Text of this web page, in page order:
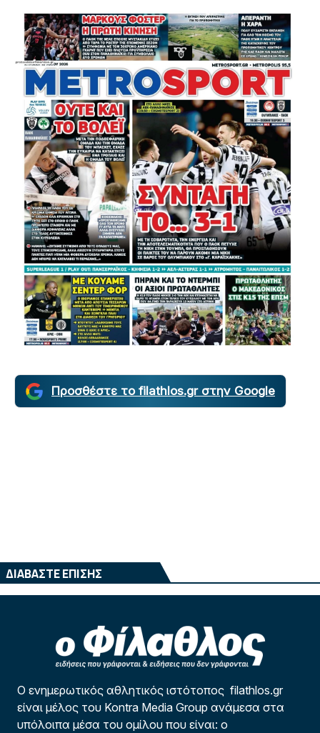
Προσθέστε το filathlos.gr στην Google
ΔΙΑΒΑΣΤΕ ΕΠΙΣΗΣ
Ο ενημερωτικός αθλητικός ιστότοπος filathlos.gr
είναι μέλος του Kontra Media Group ανάμεσα στα
υπόλοιπα μέσα του ομίλου που είναι: ο